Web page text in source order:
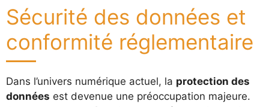
Sécurité des données et
conformité réglementaire
Dans l’univers numérique actuel, la protection des
données est devenue une préoccupation majeure.